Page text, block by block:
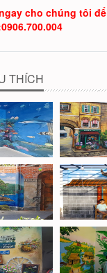
cho chúng tôi
0906.700.004
THÍCH